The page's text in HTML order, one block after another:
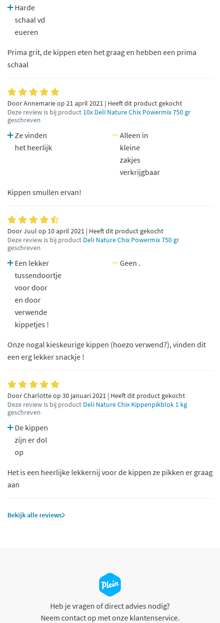
Harde
schaal vd
eueren
Prima grit, de kippen eten het graag en hebben een prima
schaal
Door Annemarie op 21 april 2021 | Heeft dit product gekocht
Deze review is bij product 10x Deli Nature Chix Powermix 750 gr
geschreven
Ze vinden
het heerlijk
Alleen in
kleine
zakjes
verkrijgbaar
Kippen smullen ervan!
Door Juul op 10 april 2021 | Heeft dit product gekocht
Deze review is bij product Deli Nature Chix Powermix 750 gr
geschreven
Een lekker
tussendoortje
voor door
en door
verwende
kippetjes !
Geen .
Onze nogal kieskeurige kippen (hoezo verwend?), vinden dit
een erg lekker snackje !
Door Charlotte op 30 januari 2021 | Heeft dit product gekocht
Deze review is bij product Deli Nature Chix Kippenpikblok 1 kg
geschreven
De kippen
zijn er dol
op
Het is een heerlijke lekkernij voor de kippen ze pikken er graag
aan
Bekijk alle reviews
Heb je vragen of direct advies nodig?
Neem contact op met onze klantenservice.